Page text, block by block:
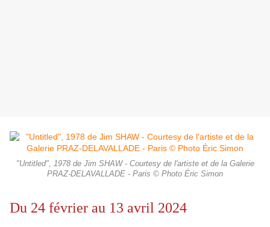
"Untitled", 1978 de Jim SHAW - Courtesy de l'artiste et de la Galerie
PRAZ-DELAVALLADE - Paris © Photo Éric Simon
Du 24 février au 13 avril 2024